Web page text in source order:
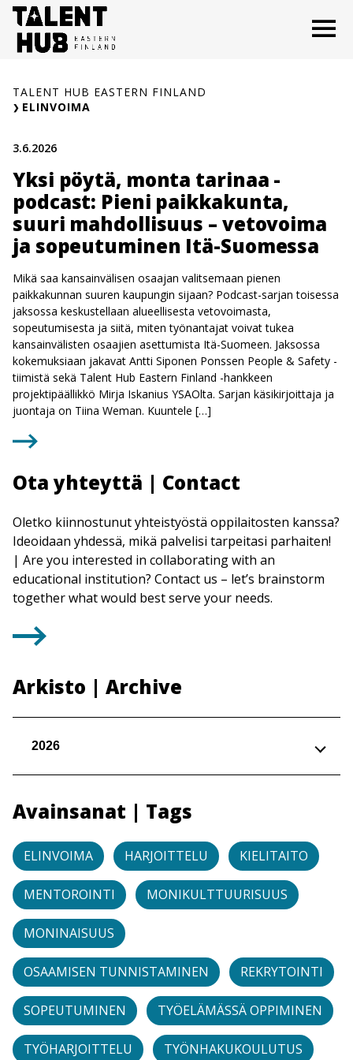
Siirry
sisältöön
TALENT HUB EASTERN FINLAND
ELINVOIMA
3.6.2026
Yksi pöytä, monta tarinaa -
podcast: Pieni paikkakunta,
suuri mahdollisuus – vetovoima
ja sopeutuminen Itä-Suomessa
Mikä saa kansainvälisen osaajan valitsemaan pienen
paikkakunnan suuren kaupungin sijaan? Podcast-sarjan toisessa
jaksossa keskustellaan alueellisesta vetovoimasta,
sopeutumisesta ja siitä, miten työnantajat voivat tukea
kansainvälisten osaajien asettumista Itä-Suomeen. Jaksossa
kokemuksiaan jakavat Antti Siponen Ponssen People & Safety -
tiimistä sekä Talent Hub Eastern Finland -hankkeen
projektipäällikkö Mirja Iskanius YSAOlta. Sarjan käsikirjoittaja ja
juontaja on Tiina Weman. Kuuntele […]
Ota yhteyttä | Contact
Oletko kiinnostunut yhteistyöstä oppilaitosten kanssa?
Ideoidaan yhdessä, mikä palvelisi tarpeitasi parhaiten!
| Are you interested in collaborating with an
educational institution? Contact us – let’s brainstorm
together what would best serve your needs.
Arkisto | Archive
2026
Avainsanat | Tags
ELINVOIMA HARJOITTELU KIELITAITO
MENTOROINTI MONIKULTTUURISUUS
MONINAISUUS
OSAAMISEN TUNNISTAMINEN REKRYTOINTI
SOPEUTUMINEN TYÖELÄMÄSSÄ OPPIMINEN
TYÖHARJOITTELU TYÖNHAKUKOULUTUS